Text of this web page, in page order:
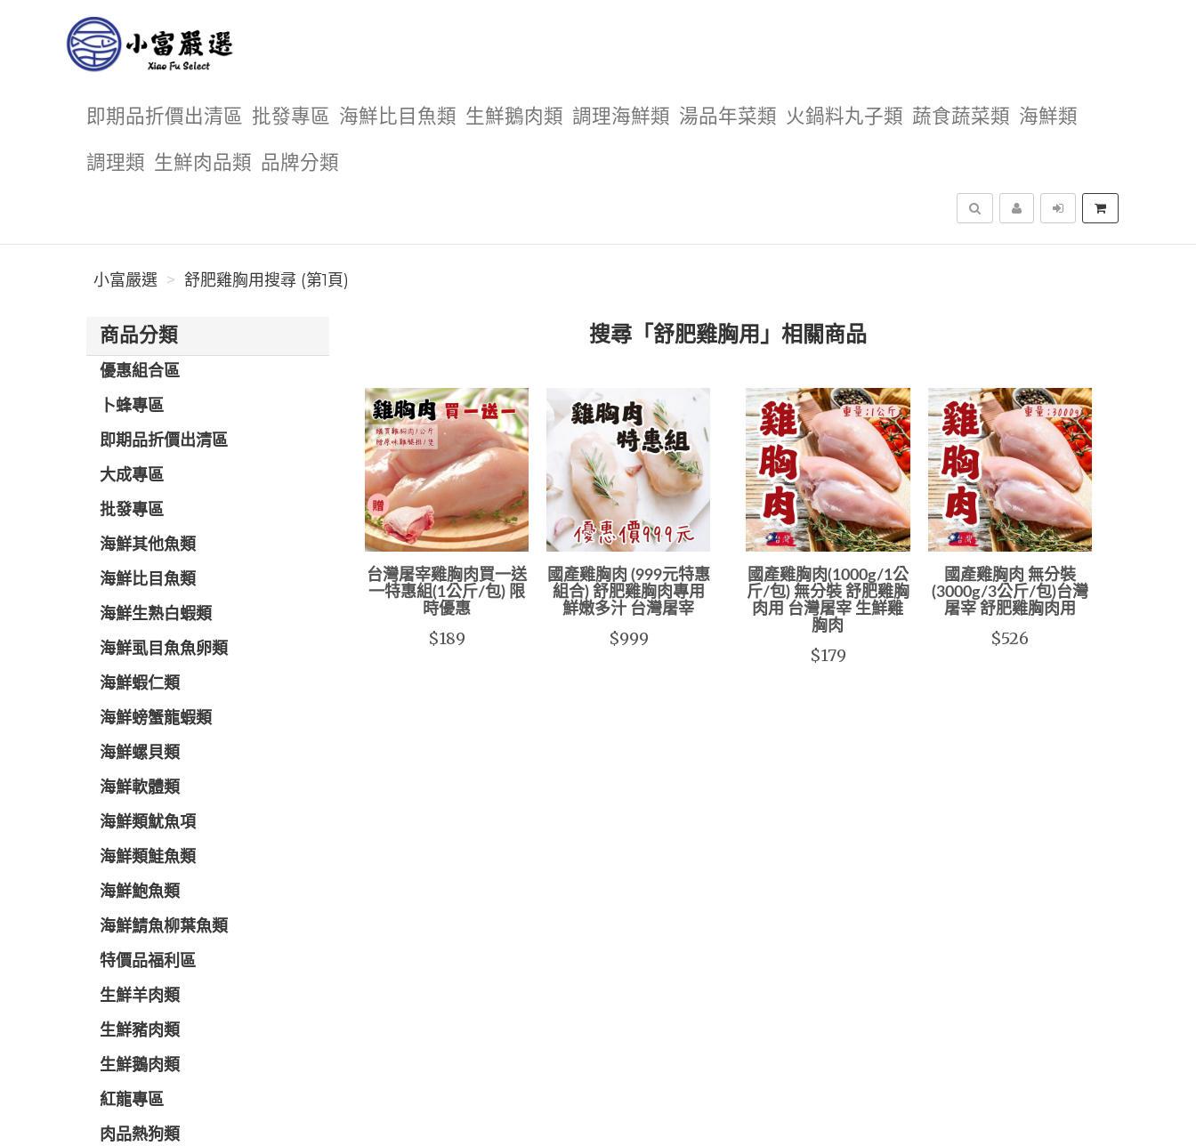
即期品折價出清區 批發專區 海鮮比目魚類 生鮮鵝肉類 調理海鮮類 湯品年菜類 火鍋料丸子類 蔬食蔬菜類 海鮮類
調理類 生鮮肉品類 品牌分類
搜尋
小富嚴選 舒肥雞胸用搜尋 (第1頁)
商品分類
優惠組合區
卜蜂專區
即期品折價出清區
大成專區
批發專區
海鮮其他魚類
海鮮比目魚類
海鮮生熟白蝦類
海鮮虱目魚魚卵類
海鮮蝦仁類
海鮮螃蟹龍蝦類
海鮮螺貝類
海鮮軟體類
海鮮類魷魚項
海鮮類鮭魚類
海鮮鮑魚類
海鮮鯖魚柳葉魚類
特價品福利區
生鮮羊肉類
生鮮豬肉類
生鮮鵝肉類
紅龍專區
肉品熱狗類
搜尋「舒肥雞胸用」相關商品
台灣屠宰雞胸肉買一送
一特惠組(1公斤/包) 限
時優惠
$189
國產雞胸肉 (999元特惠
組合) 舒肥雞胸肉專用
鮮嫩多汁 台灣屠宰
$999
國產雞胸肉(1000g/1公
斤/包) 無分裝 舒肥雞胸
肉用 台灣屠宰 生鮮雞
胸肉
$179
國產雞胸肉 無分裝
(3000g/3公斤/包)台灣
屠宰 舒肥雞胸肉用
$526